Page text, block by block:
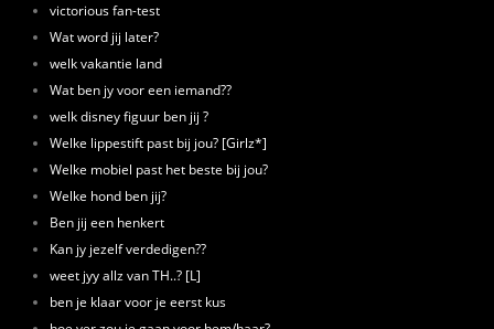
victorious fan-test
Wat word jij later?
welk vakantie land
Wat ben jy voor een iemand??
welk disney figuur ben jij ?
Welke lippestift past bij jou? [Girlz*]
Welke mobiel past het beste bij jou?
Welke hond ben jij?
Ben jij een henkert
Kan jy jezelf verdedigen??
weet jyy allz van TH..? [L]
ben je klaar voor je eerst kus